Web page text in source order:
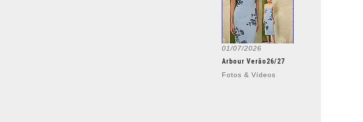
01/07/2026
Arbour Verão26/27
Fotos & Vídeos